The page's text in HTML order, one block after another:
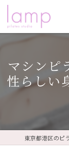
マシンピ
性らしい